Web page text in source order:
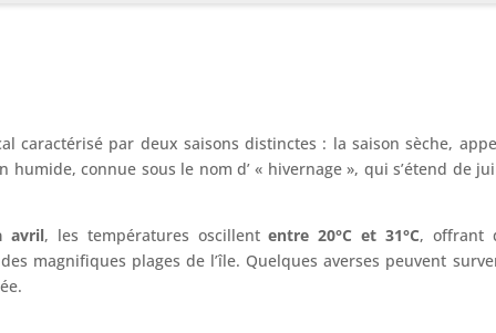
caractérisé par deux saisons distinctes : la saison sèche,
humide, connue sous le nom d’ « hivernage », qui s’étend de
avril, les températures oscillententre 20°C et 31°C, offrant
magnifiques plages de l’île. Quelques averses peuvent